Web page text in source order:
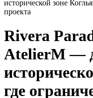
исторической зоне
проекта
Rivera
AtelierM —
где